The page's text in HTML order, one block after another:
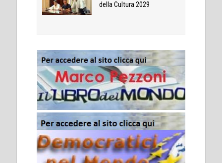
della Cultura 2029